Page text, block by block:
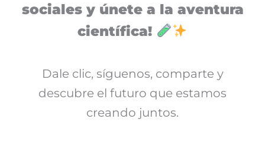
sociales y únete a la aventura
científica!
Dale clic, síguenos, comparte y
descubre el futuro que estamos
creando juntos.